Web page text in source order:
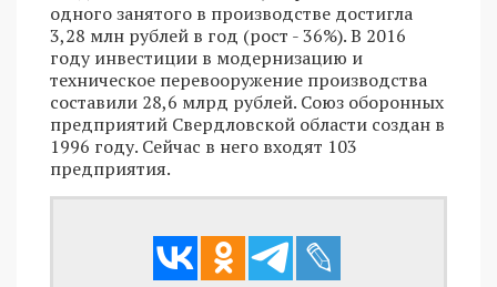
одного занятого в производстве достигла
3,28 млн рублей в год (рост - 36%). В 2016
году инвестиции в модернизацию и
техническое перевооружение производства
составили 28,6 млрд рублей. Союз оборонных
предприятий Свердловской области создан в
1996 году. Сейчас в него входят 103
предприятия.